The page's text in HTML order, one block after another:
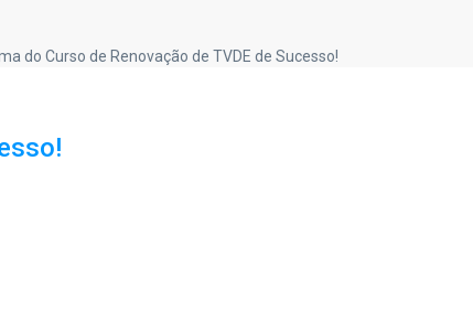
do Curso de Renovação de TVDE de Sucesso!